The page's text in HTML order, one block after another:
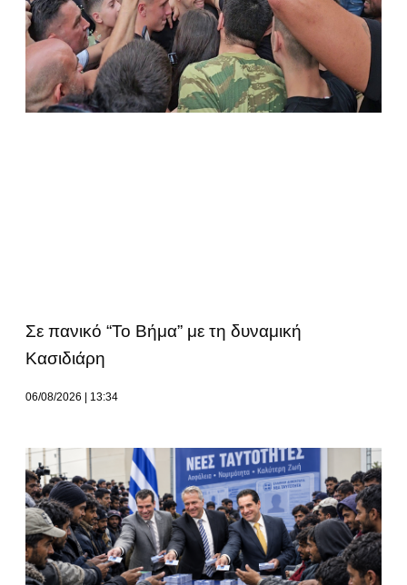
Σε πανικό “Το Βήμα” με τη δυναμική
Κασιδιάρη
06/08/2026 13:34